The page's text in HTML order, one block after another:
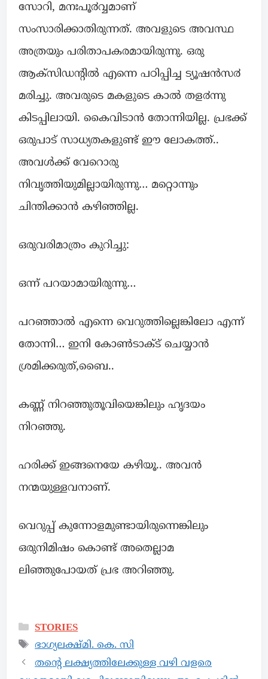
സോറി, മനഃപൂ൪വ്വമാണ്
സംസാരിക്കാതിരുന്നത്. അവളുടെ അവസ്ഥ
അത്രയും പരിതാപകരമായിരുന്നു. ഒരു
ആക്സിഡന്റിൽ എന്നെ പഠിപ്പിച്ച ട്യൂഷൻസ൪
മരിച്ചു. അവരുടെ മകളുടെ കാൽ തള൪ന്നു
കിടപ്പിലായി. കൈവിടാൻ തോന്നിയില്ല. പ്രഭക്ക്
ഒരുപാട് സാധ്യതകളുണ്ട് ഈ ലോകത്ത്..
അവൾക്ക് വേറൊരു
നിവൃത്തിയുമില്ലായിരുന്നു… മറ്റൊന്നും
ചിന്തിക്കാൻ കഴിഞ്ഞില്ല.
ഒരുവരിമാത്രം കുറിച്ചു:
ഒന്ന് പറയാമായിരുന്നു…
പറഞ്ഞാൽ എന്നെ വെറുത്തില്ലെങ്കിലോ എന്ന്
തോന്നി… ഇനി കോൺടാക്ട് ചെയ്യാൻ
ശ്രമിക്കരുത്,‌ബൈ..
കണ്ണ് നിറഞ്ഞുതൂവിയെങ്കിലും ഹൃദയം
നിറഞ്ഞു.
ഹരിക്ക് ഇങ്ങനെയേ കഴിയൂ.. അവൻ
നന്മയുള്ളവനാണ്.
വെറുപ്പ് കുന്നോളമുണ്ടായിരുന്നെങ്കിലും
ഒരുനിമിഷം കൊണ്ട് അതെല്ലാമ
ലിഞ്ഞുപോയത് പ്രഭ അറിഞ്ഞു.
STORIES
ഭാഗ്യലക്ഷ്മി. കെ. സി
തന്റെ ലക്ഷ്യത്തിലേക്കുള്ള വഴി വളരെ